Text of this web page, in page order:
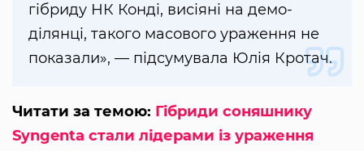
гібриду НК Конді, висіяні на демо-
ділянці, такого масового ураження не
показали», — підсумувала Юлія Кротач.
Читати за темою: Гібриди соняшнику
Syngenta стали лідерами із ураження